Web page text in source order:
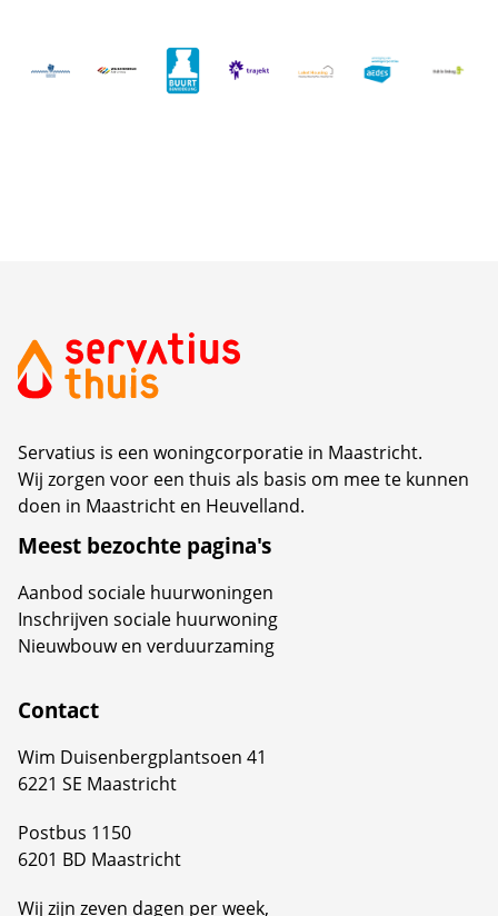
Servatius is een woningcorporatie in Maastricht.
Wij zorgen voor een thuis als basis om mee te kunnen
doen in Maastricht en Heuvelland.
Meest bezochte pagina's
Aanbod sociale huurwoningen
Inschrijven sociale huurwoning
Nieuwbouw en verduurzaming
Contact
Wim Duisenbergplantsoen 41
6221 SE Maastricht
Postbus 1150
6201 BD Maastricht
Wij zijn zeven dagen per week,